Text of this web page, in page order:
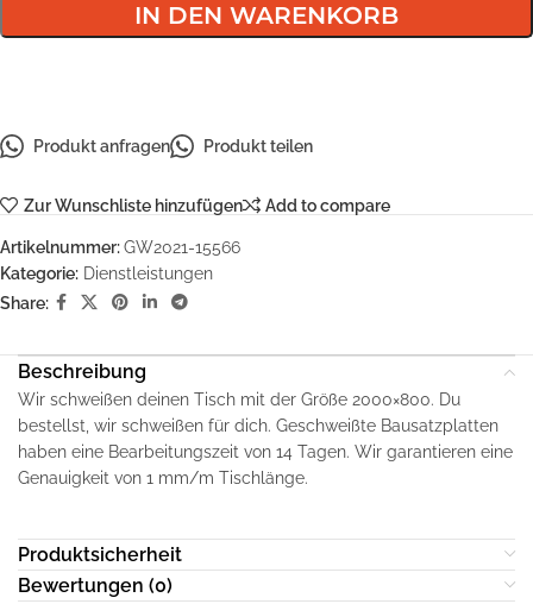
IN DEN WARENKORB
Produkt anfragen Produkt teilen
Zur Wunschliste hinzufügen Add to compare
Artikelnummer:GW2021-15566
Kategorie: Dienstleistungen
Share:
Beschreibung
Wir schweißen deinen Tisch mit der Größe 2000×800. Du
bestellst, wir schweißen für dich. Geschweißte Bausatzplatten
haben eine Bearbeitungszeit von 14 Tagen. Wir garantieren eine
Genauigkeit von 1 mm/m Tischlänge.
Produktsicherheit
Bewertungen (0)